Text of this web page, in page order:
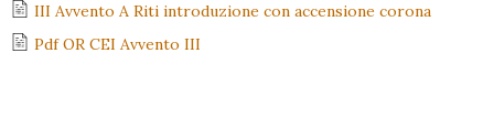
III Avvento A Riti introduzione con accensione corona
Pdf OR CEI Avvento III